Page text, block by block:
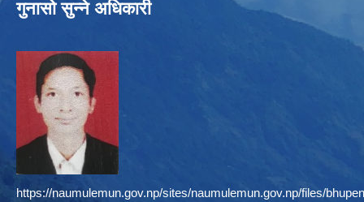
गुनासो सुन्ने अधिकारी
https://naumulemun.gov.np/sites/naumulemun.gov.np/files/